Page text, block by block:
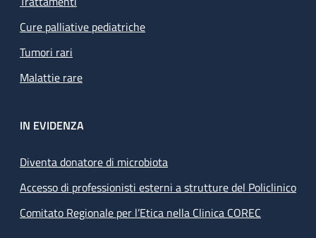
Cure palliative pediatriche
Tumori rari
Malattie rare
IN EVIDENZA
Diventa donatore di microbiota
Accesso di professionisti esterni a strutture del Policlinico
Comitato Regionale per l’Etica nella Clinica COREC